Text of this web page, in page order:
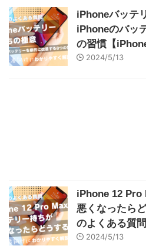
iPhoneバッテ
iPhoneのバッ
の習慣【
2024/5/13
iPhone 12 Pro
悪くなったら
のよくある質問
2024/5/13